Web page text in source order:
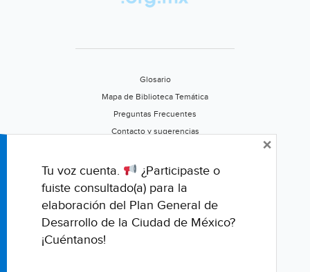
Glosario
Mapa de Biblioteca Temática
Preguntas Frecuentes
Contacto y sugerencias
Califica este portal
Tu voz cuenta.
¿Participaste o
fuiste consultado(a) para la
elaboración del Plan General de
Desarrollo de la Ciudad de México?
¡Cuéntanos!
×